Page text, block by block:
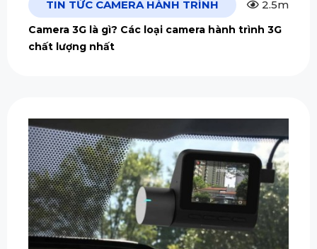
TIN TỨC CAMERA HÀNH TRÌNH 2.5m
Camera 3G là gì? Các loại camera hành trình 3G
chất lượng nhất